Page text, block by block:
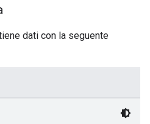
dati con la seguente